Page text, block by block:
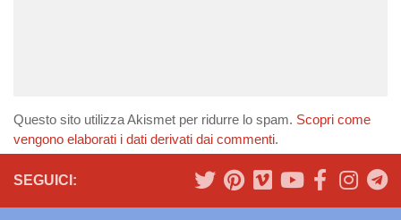
Questo sito utilizza Akismet per ridurre lo spam. Scopri come
vengono elaborati i dati derivati dai commenti.
SEGUICI: